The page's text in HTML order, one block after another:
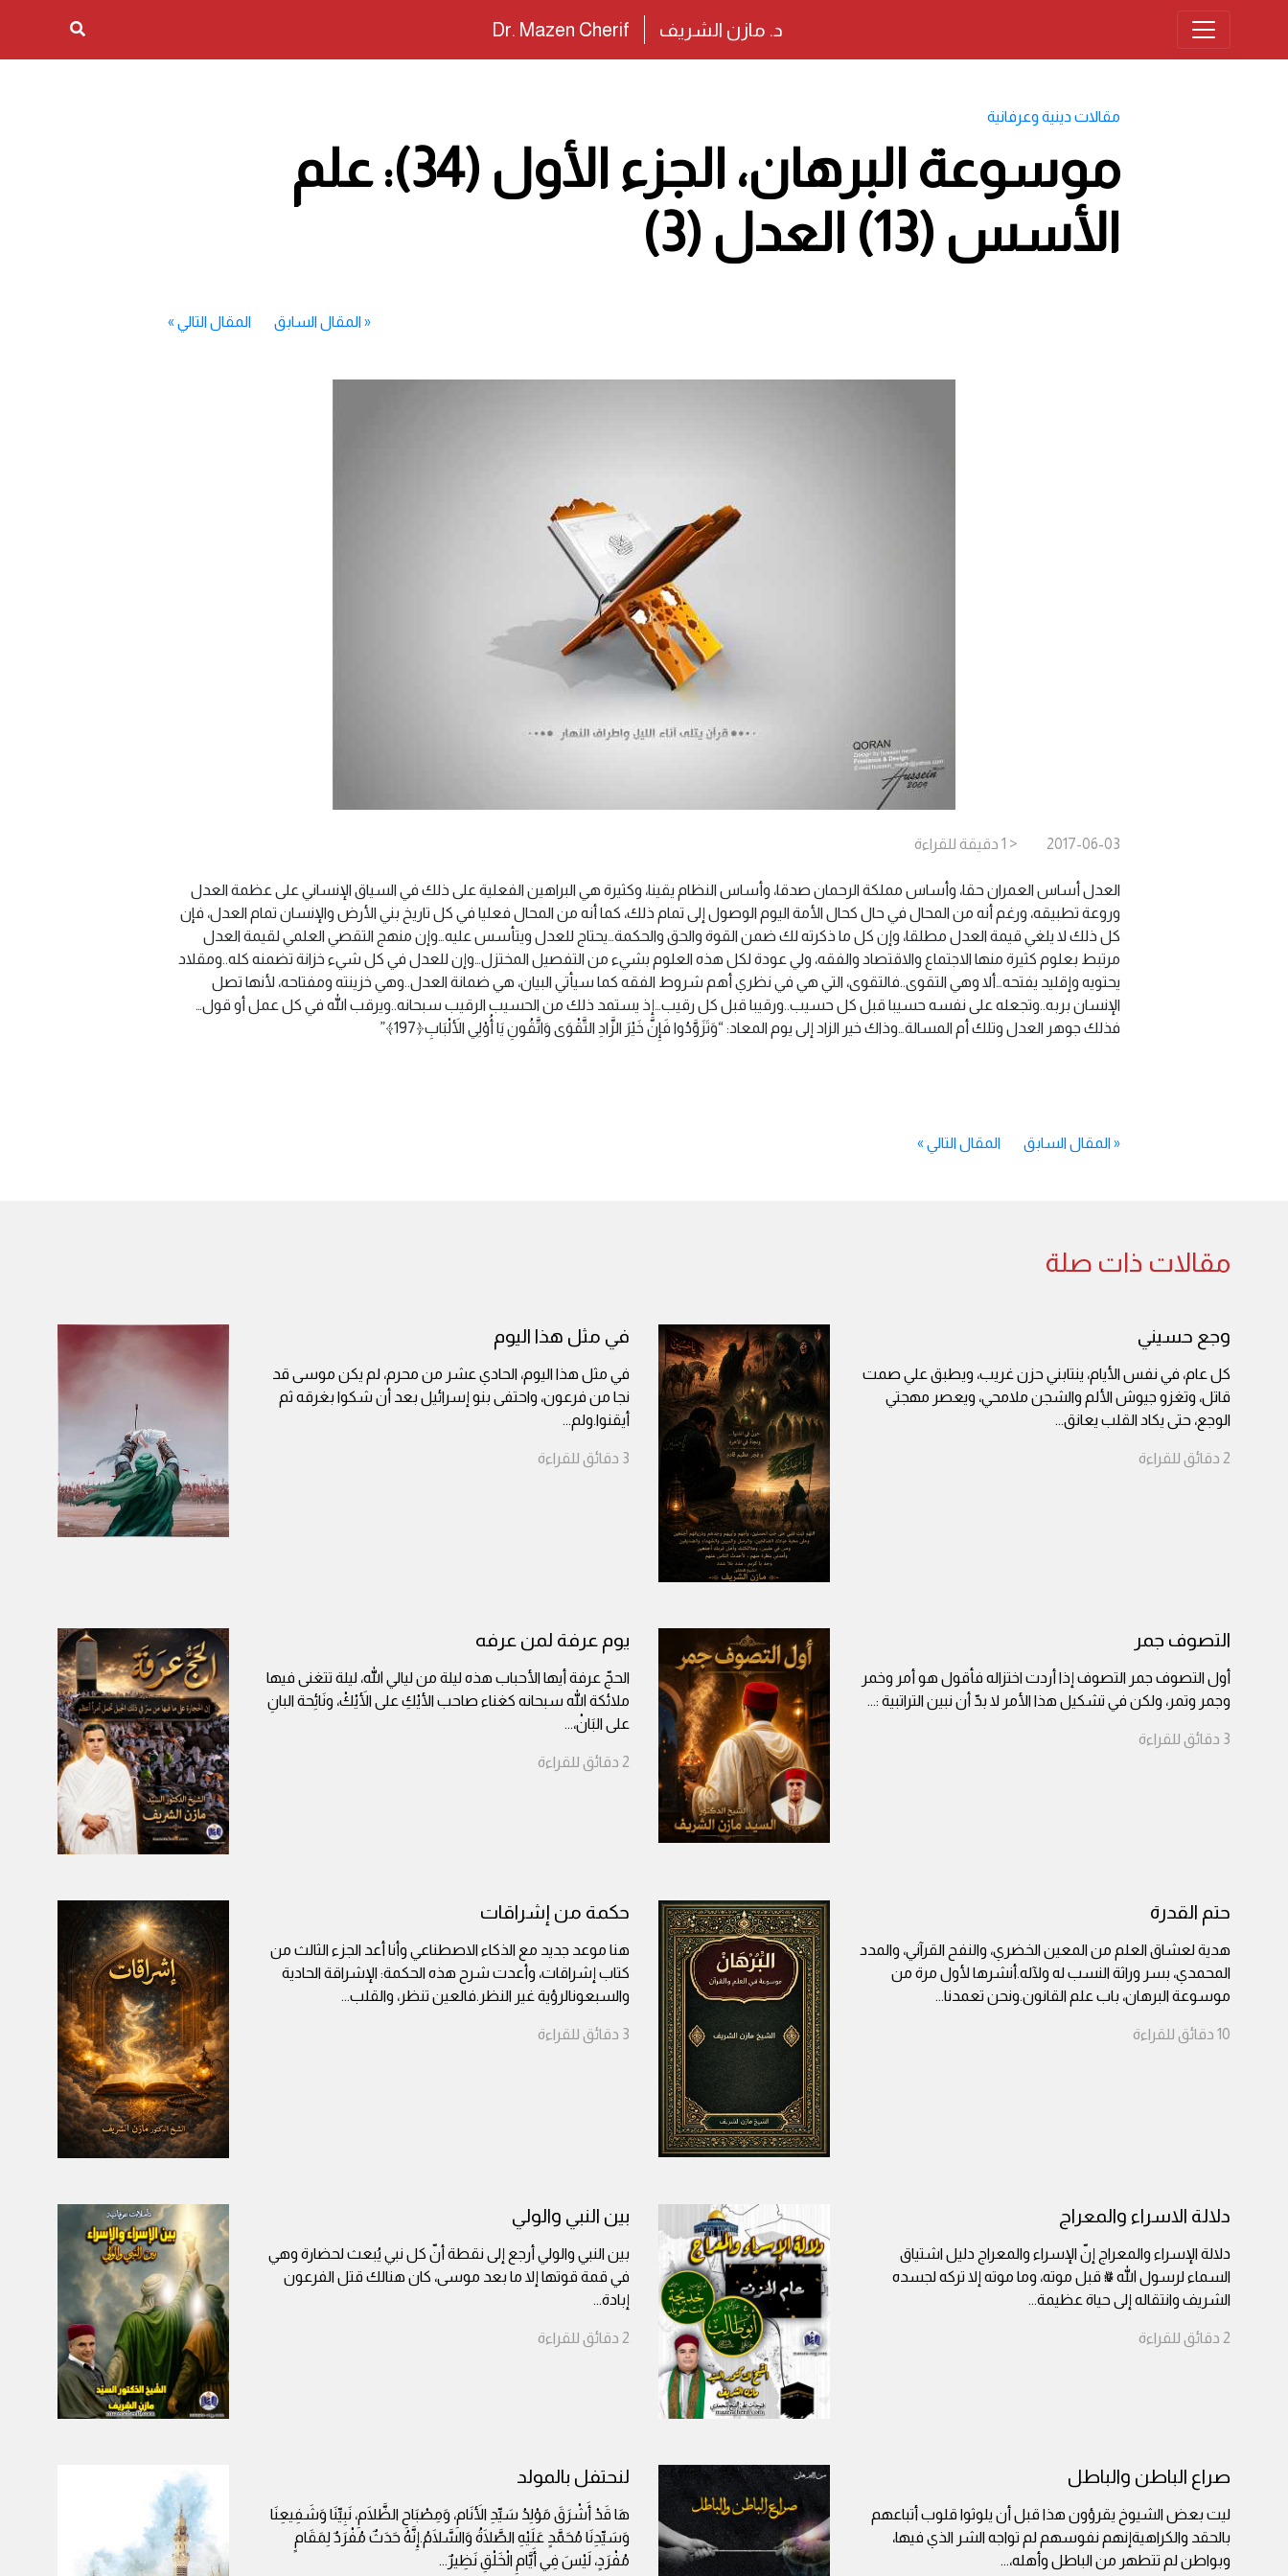
د. مازن الشريف Dr. Mazen Cherif
مقالات دينية وعرفانية
موسوعة البرهان، الجزء الأول (34): علم
الأسس (13) العدل (3)
«المقال السابق المقال التالي »
2017-06-03
< 1 دقيقة للقراءة
العدل أساس العمران حقا، وأساس مملكة الرحمان صدقا، وأساس النظام يقينا، وكثيرة هي البراهين الفعلية على ذلك في السياق الإنساني على عظمة العدل
وروعة تطبيقه، ورغم أنه من المحال في حال كحال الأمة اليوم الوصول إلى تمام ذلك، كما أنه من المحال فعليا في كل تاريخ بني الأرض والإنسان تمام العدل، فإن
كل ذلك لا يلغي قيمة العدل مطلقا، وإن كل ما ذكرته لك ضمن القوة والحق والحكمة…يحتاج للعدل ويتأسس عليه…وإن منهج التقصي العلمي لقيمة العدل
مرتبط بعلوم كثيرة منها الاجتماع والاقتصاد والفقه، ولي عودة لكل هذه العلوم بشيء من التفصيل المختزل…وإن للعدل في كل شيء خزانة تضمنه كله..ومقلاد
يحتويه وإقليد يفتحه…ألا وهي التقوى..فالتقوى، التي هي في نظري أهم شروط الفقه كما سيأتي البيان، هي ضمانة العدل..وهي خزينته ومفتاحه، لأنها تصل
الإنسان بربه..وتجعله على نفسه حسيبا قبل كل حسيب..ورقيبا قبل كل رقيب…إذ يستمد ذلك من الحسيب الرقيب سبحانه..ويرقب الله في كل عمل أو قول…
فذلك جوهر العدل وتلك أم المسالة…وذاك خير الزاد إلى يوم المعاد: “وَتَزَوَّدُوا فَإِنَّ خَيْرَ الزَّادِ التَّقْوَى وَاتَّقُونِ يَا أُوْلِي الأَلْبَابِ﴿197﴾”
«المقال السابق المقال التالي »
مقالات ذات صلة
وجع حسيني
كل عام، في نفس الأيام، ينتابني حزن غريب، ويطبق علي صمت
قاتل، وتغزو جيوش الألم والشجن ملامحي، ويعصر مهجتي
الوجع، حتى يكاد القلب يعانق...
2 دقائق للقراءة
في مثل هذا اليوم
في مثل هذا اليوم، الحادي عشر من محرم، لم يكن موسى قد
نجا من فرعون، واحتفى بنو إسرائيل بعد أن شكوا بغرقه ثم
أيقنوا.ولم...
3 دقائق للقراءة
التصوف جمر
أول التصوف جمر التصوف إذا أردت اختزاله فأقول هو أمر وخمر
وجمر وتمر، ولكن في تشكيل هذا الأمر لا بدّ أن نبين التراتبية :...
3 دقائق للقراءة
يوم عرفة لمن عرفه
الحجّ عرفة أيها الأحباب هذه ليلة من ليالي الله، ليلة تتغنى فيها
ملائكة الله سبحانه كغناء صاحب الأيْكِ على الأَيْكْ، ونَائِحة البانِ
على البَانْ،...
2 دقائق للقراءة
حتم القدرة
هدية لعشاق العلم من المعين الخضري، والنفح القرآني، والمدد
المحمدي، بسر وراثة النسب له ولآله.أنشرها لأول مرة من
موسوعة البرهان، باب علم القانون.ونحن تعمدنا...
10 دقائق للقراءة
حكمة من إشراقات
هنا موعد جديد مع الذكاء الاصطناعي وأنا أعد الجزء الثالث من
كتاب إشراقات، وأعدت شرح هذه الحكمة: الإشراقة الحادية
والسبعونالرؤية غير النظر.فالعين تنظر، والقلب...
3 دقائق للقراءة
دلالة الاسراء والمعراج
دلالة الإسراء والمعراج إنّ الإسراء والمعراج دليل اشتياق
السماء لرسول الله ﷺ قبل موته، وما موته إلا تركه لجسده
الشريف وانتقاله إلى حياة عظيمة...
2 دقائق للقراءة
بين النبي والولي
بين النبي والولي أرجع إلى نقطة أنّ كل نبي يُبعث لحضارة وهي
في قمة قوتها إلا ما بعد موسى، كان هنالك قتل الفرعون
إبادة...
2 دقائق للقراءة
صراع الباطن والباطل
ليت بعض الشيوخ يقرؤون هذا قبل أن يلوثوا قلوب أتباعهم
بالحقد والكراهيةإنهم نفوسهم لم تواجه الشر الذي فيها،
وبواطن لم تتطهر من الباطل وأهله،...
لنحتفل بالمولد
هَا قَدْ أَشْرَقَ مَوْلِدُ سَيِّدِ الأَنَامِ، وَمِصْبَاحِ الظَّلَامِ، نَبِيِّنَا وَشَفِيعِنَا
وَسَيِّدِنَا مُحَمَّدٍ عَلَيْهِ الصَّلَاةُ وَالسَّلَامُ.إِنَّهُ حَدَثٌ مُفْرَدٌ لِمَقَامٍ
مُفْرَدٍ، لَيْسَ فِي أَيَّامِ الْخَلْقِ نَظِيرٌ...